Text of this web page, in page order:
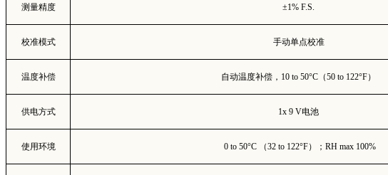
测量精度 ±1% F.S.
校准模式 手动单点校准
温度补偿 自动温度补偿， 10 to 50°C （50 to 122°F）
供电方式 1x 9 V电池
使用环境 0 to 50°C （32 to 122°F）； RH max 100%